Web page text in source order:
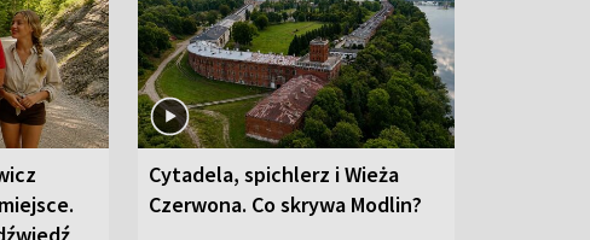
Cytadela, spichlerz i Wieża
Czerwona. Co skrywa Modlin?